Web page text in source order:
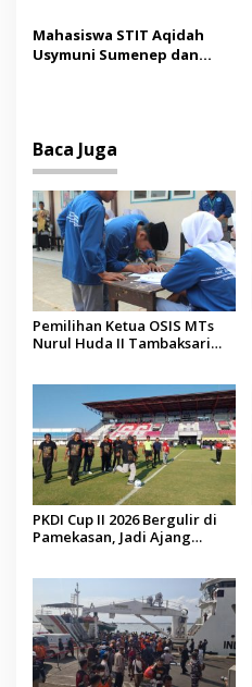
Operator Diaudit
Mahasiswa STIT Aqidah
Usymuni Sumenep dan
Baca Juga
Pemilihan Ketua OSIS MTs
Nurul Huda II Tambaksari
PKDI Cup II 2026 Bergulir di
Pamekasan, Jadi Ajang